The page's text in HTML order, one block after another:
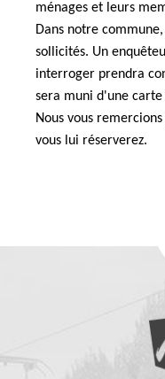
ménages et leurs
Dans notre
sollicités. Un
interroger prendra
sera muni d'une
Nous vous
vous lui réserverez.